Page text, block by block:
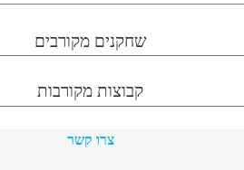
שחקנים מקורבים
קבוצות מקורבות
צרו קשר